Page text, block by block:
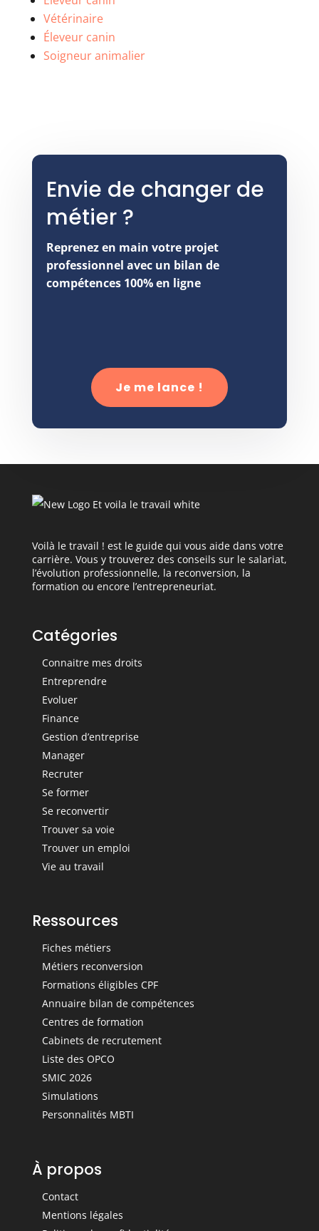
Vétérinaire
Éleveur canin
Soigneur animalier
Envie de changer de
métier ?
Reprenez en main votre projet
professionnel avec un bilan de
compétences 100% en ligne
Je me lance !
Voilà le travail ! est le guide qui vous aide dans votre
carrière. Vous y trouverez des conseils sur le salariat,
l’évolution professionnelle, la reconversion, la
formation ou encore l’entrepreneuriat.
Catégories
Connaitre mes droits
Entreprendre
Evoluer
Finance
Gestion d’entreprise
Manager
Recruter
Se former
Se reconvertir
Trouver sa voie
Trouver un emploi
Vie au travail
Ressources
Fiches métiers
Métiers reconversion
Formations éligibles CPF
Annuaire bilan de compétences
Centres de formation
Cabinets de recrutement
Liste des OPCO
SMIC 2026
Simulations
Personnalités MBTI
À propos
Contact
Mentions légales